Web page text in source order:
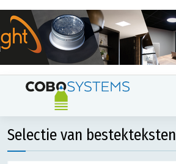
Selectie van bestekteksten